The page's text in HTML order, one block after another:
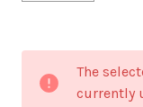
stock
The
currently